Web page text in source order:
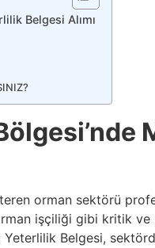
Belgesi Alımı
orman sektörü
işçiliği gibi kritik
Belgesi,